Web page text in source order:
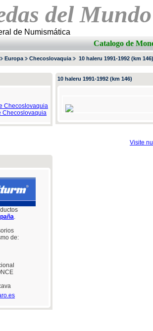
del Mundo
de Numismática
Catalogo de
Europa Checoslovaquia 10 haleru 1991-1992 (km 146)
Checoslovaquia
Checoslovaquia
.
de:
10 haleru 1991-1992 (km 146)
Visite